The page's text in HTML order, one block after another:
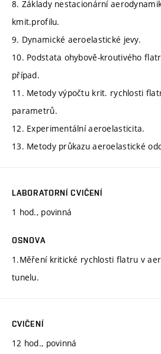
8. Základy nestacionární
kmit.profilu.
9. Dynamické aeroelastické jevy.
10. Podstata ohybově-kroutivého
případ.
11. Metody výpočtu krit. rychlosti
parametrů.
12. Experimentální aeroelasticita.
13. Metody průkazu aeroelastické
LABORATORNÍ CVIČENÍ
1 hod., povinná
OSNOVA
1.Měření kritické rychlosti flatru v
tunelu.
CVIČENÍ
12 hod., povinná